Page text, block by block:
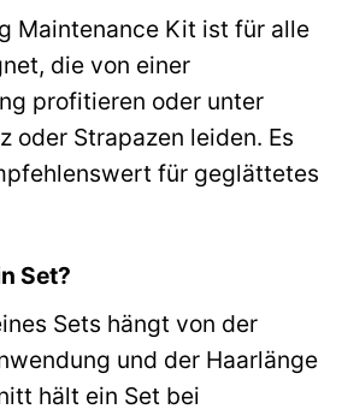
Maintenance Kit ist für alle
die von einer
profitieren oder unter
oder Strapazen leiden. Es
für geglättetes
Set?
Sets hängt von der
und der Haarlänge
hält ein Set bei